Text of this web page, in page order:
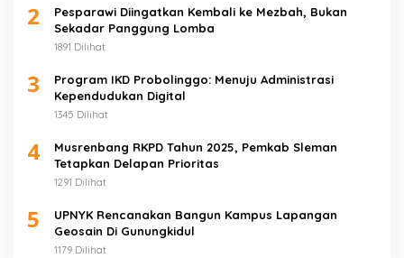
2
Pesparawi Diingatkan Kembali ke Mezbah, Bukan
Sekadar Panggung Lomba
1891 Dilihat
3
Program IKD Probolinggo: Menuju Administrasi
Kependudukan Digital
1345 Dilihat
4
Musrenbang RKPD Tahun 2025, Pemkab Sleman
Tetapkan Delapan Prioritas
1291 Dilihat
5
UPNYK Rencanakan Bangun Kampus Lapangan
Geosain Di Gunungkidul
1179 Dilihat